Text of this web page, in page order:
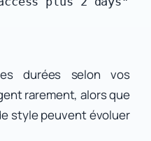
durées selon vos
rarement, alors que
style peuvent évoluer